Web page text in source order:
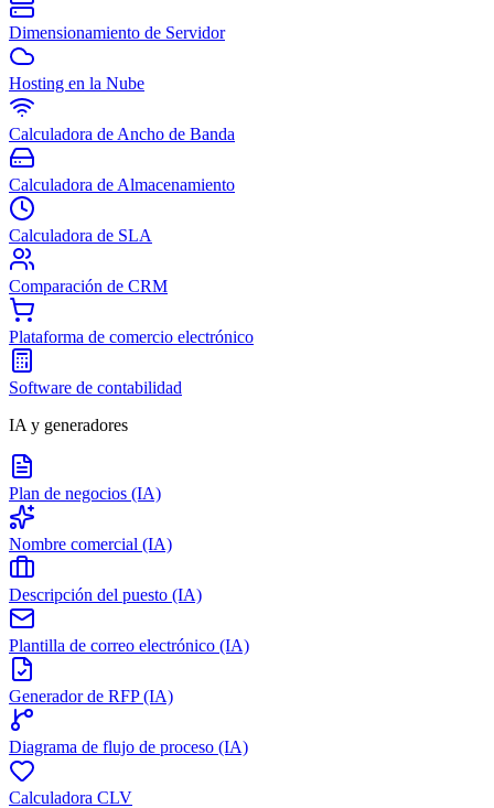
Dimensionamiento de Servidor
Hosting en la Nube
Calculadora de Ancho de Banda
Calculadora de Almacenamiento
Calculadora de SLA
Comparación de CRM
Plataforma de comercio electrónico
Software de contabilidad
IA y generadores
Plan de negocios (IA)
Nombre comercial (IA)
Descripción del puesto (IA)
Plantilla de correo electrónico (IA)
Generador de RFP (IA)
Diagrama de flujo de proceso (IA)
Calculadora CLV